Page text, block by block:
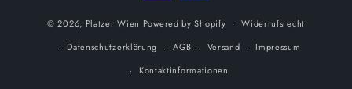
© 2026, Platzer Wien Powered by Shopify
Widerrufsrecht
Datenschutzerklärung
AGB Versand
Impressum
Kontaktinformationen